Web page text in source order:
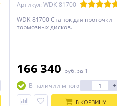
Артикул: WDK-81700
WDK-81700 Станок для проточки
тормозных дисков.
166 340 руб. за 1
В наличии много
- +
В КОРЗИНУ